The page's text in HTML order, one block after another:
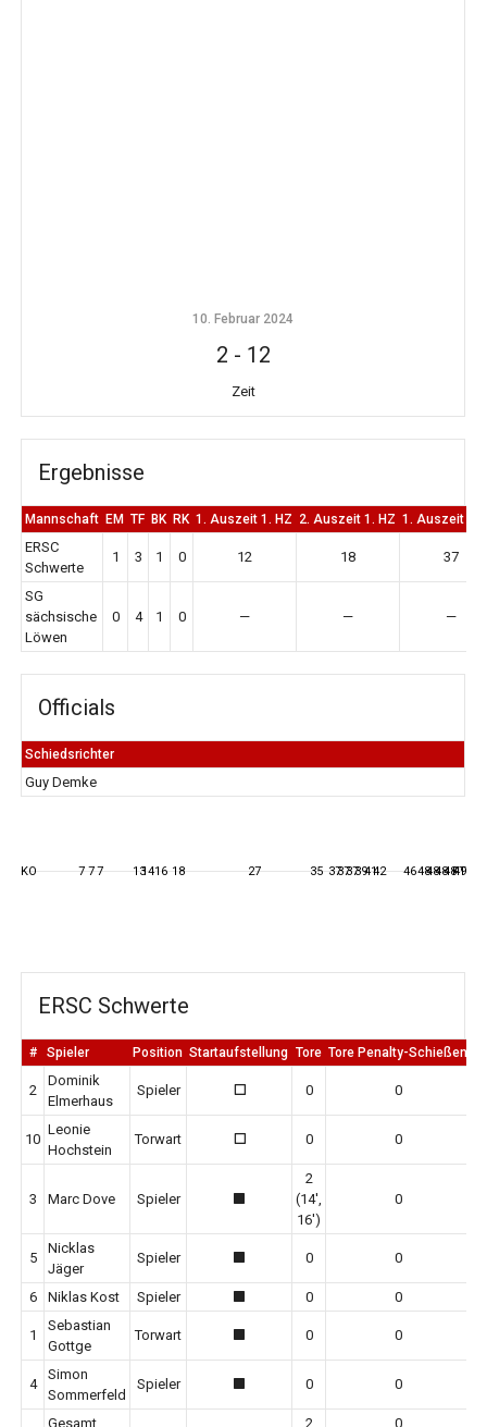
10. Februar 2024
2 - 12
Zeit
Ergebnisse
Mannschaft EM TF BK RK 1. Auszeit 1. HZ 2. Auszeit 1. HZ 1. Auszeit 2.
ERSC
Schwerte
1 3 1 0 12 18 37
SG
sächsische
Löwen
0 4 1 0 — — —
Officials
Schiedsrichter
Guy Demke
KO 777 131416 18 27 35 373737394142 464848484849
FT
ERSC Schwerte
# Spieler Position Startaufstellung Tore Tore Penalty-Schießen
2
Dominik
Elmerhaus
Spieler 0 0 0
10
Leonie
Hochstein
Torwart 0 0 0
3 Marc Dove Spieler 1
2
(14',
16')
0
5
Nicklas
Jäger
Spieler 1 0 0
6 Niklas Kost Spieler 1 0 0
1
Sebastian
Gottge
Torwart 1 0 0
4
Simon
Sommerfeld
Spieler 1 0 0
Gesamt 2 0